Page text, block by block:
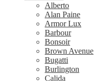
Alberto
Alan Paine
Armor Lux
Barbour
Bonsoir
Brown Avenue
Bugatti
Burlington
Calida